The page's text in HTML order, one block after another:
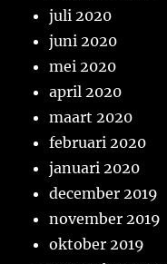
juli 2020
juni 2020
mei 2020
april 2020
maart 2020
februari 2020
januari 2020
december 2019
november 2019
oktober 2019